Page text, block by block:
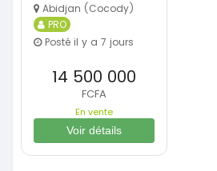
Abidjan (Cocody)
PRO
Posté il y a 7 jours
14 500 000
FCFA
En vente
Voir détails